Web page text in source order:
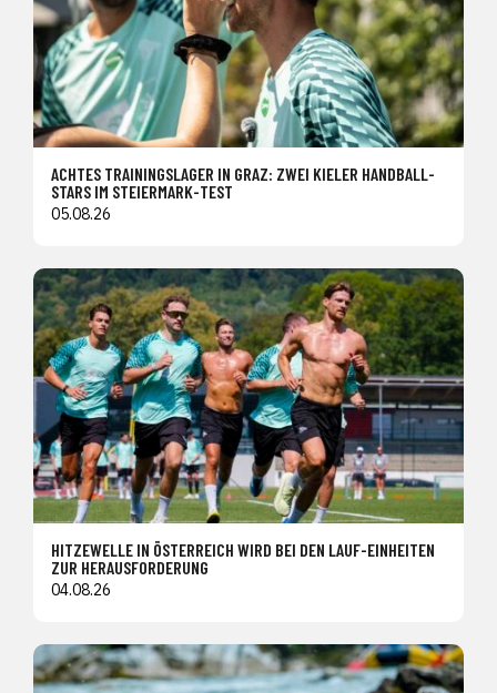
ACHTES TRAININGSLAGER IN GRAZ: ZWEI KIELER HANDBALL-
STARS IM STEIERMARK-TEST
05.08.26
HITZEWELLE IN ÖSTERREICH WIRD BEI DEN LAUF-EINHEITEN
ZUR HERAUSFORDERUNG
04.08.26